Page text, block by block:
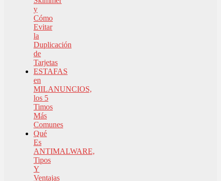
y
Cómo
Evitar
la
Duplicación
de
Tarjetas
ESTAFAS
en
MILANUNCIOS,
los 5
Timos
Más
Comunes
Qué
Es
ANTIMALWARE,
Tipos
Y
Ventajas